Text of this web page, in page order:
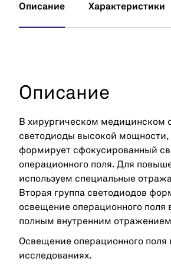
Описание Характеристики
Описание
В хирургическом медицинском
светодиоды высокой мощности,
формирует сфокусированный
операционного поля. Для
используем специальные
Вторая группа светодиодов
освещение операционного
полным внутренним
Освещение операционного поля
исследованиях.